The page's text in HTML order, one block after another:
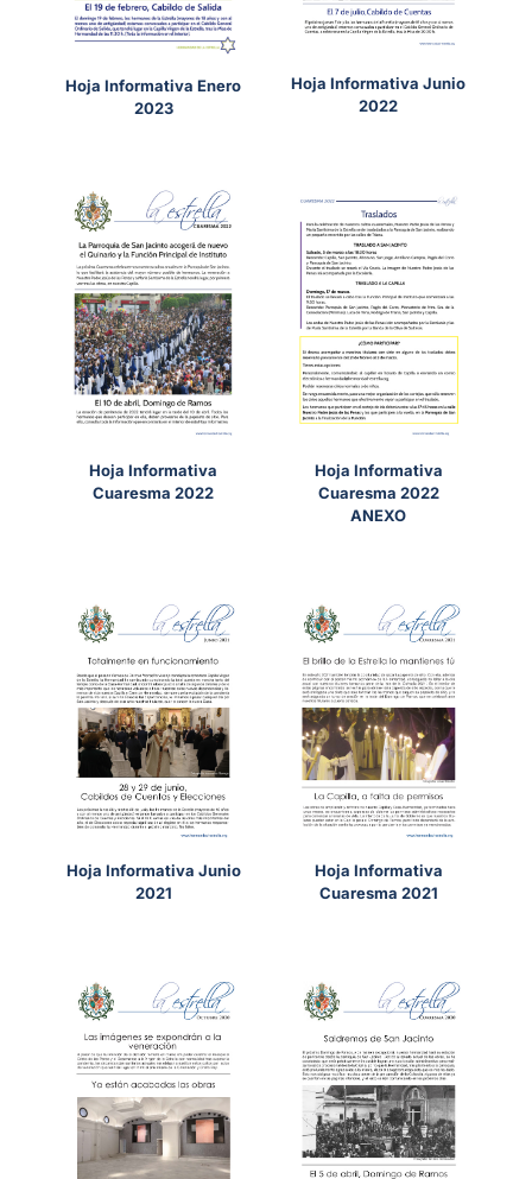
Hoja Informativa Enero
2023
Hoja Informativa Junio
2022
Hoja Informativa
Cuaresma 2022
Hoja Informativa
Cuaresma 2022
ANEXO
Hoja Informativa Junio
2021
Hoja Informativa
Cuaresma 2021